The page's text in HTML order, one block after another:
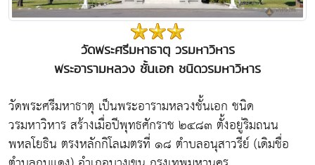
วัดพระศรีมหาธาตุ วรมหาวิหาร
พระอารามหลวง ชั้นเอก ชนิดวรมหาวิหาร
วัดพระศรีมหาธาตุ เป็นพระอารามหลวงชั้นเอก ชนิด
วรมหาวิหาร สร้างเมื่อปีพุทธศักราช ๒๔๘๓ ตั้งอยู่ริมถนน
พหลโยธิน ตรงหลักกิโลเมตรที่ ๑๘ ตำบลอนุสาวรีย์ (เดิมชื่อ